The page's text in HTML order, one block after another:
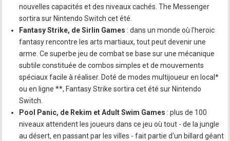
nouvelles capacités et des niveaux cachés. The Messenger
sortira sur Nintendo Switch cet été.
Fantasy Strike, de Sirlin Games : dans un monde où l'heroic
fantasy rencontre les arts martiaux, tout peut devenir une
arme. Ce superbe jeu de combat se base sur une mécanique
subtile constituée de combos simples et de mouvements
spéciaux facile à réaliser. Doté de modes multijoueur en local*
ou en ligne **, Fantasy Strike sortira cet été sur Nintendo
Switch.
Pool Panic, de Rekim et Adult Swim Games : plus de 100
niveaux attendent les joueurs dans ce jeu où tout - de la jungle
au désert, en passant par les villes - fait partie d'un billard géant